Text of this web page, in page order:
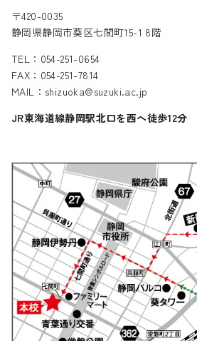
〒420-0035
静岡県静岡市葵区七間町15-1 8階
TEL：054-251-0654
FAX：054-251-7814
MAIL：shizuoka@suzuki.ac.jp
JR東海道線静岡駅北口を西へ徒歩12分